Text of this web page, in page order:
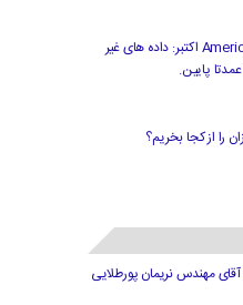
سرمایه گذاری Americas FX News 3 اکتبر: داده های غیر
آقای مهندس نریمان پورطلایی